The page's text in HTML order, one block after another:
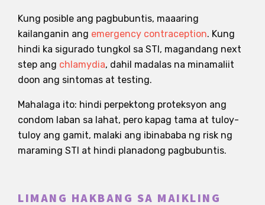
Kung posible ang pagbubuntis, maaaring
kailanganin ang emergency contraception. Kung
hindi ka sigurado tungkol sa STI, magandang next
step ang chlamydia, dahil madalas na minamaliit
doon ang sintomas at testing.
Mahalaga ito: hindi perpektong proteksyon ang
condom laban sa lahat, pero kapag tama at tuloy-
tuloy ang gamit, malaki ang ibinababa ng risk ng
maraming STI at hindi planadong pagbubuntis.
LIMANG HAKBANG SA MAIKLING